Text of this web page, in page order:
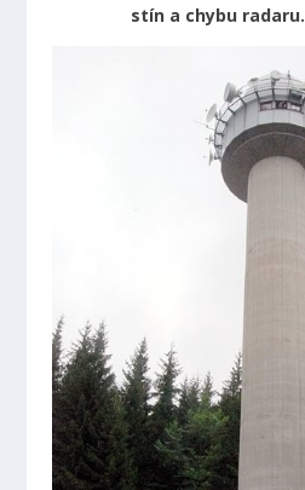
stín a chybu radaru.